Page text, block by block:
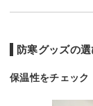
防寒グッズの
保温性をチェック